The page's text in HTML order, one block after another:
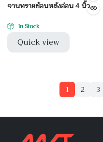
จานทรายซ้อนหลังอ่อน 4 นิ้ว
In Stock
Quick view
1 2 3